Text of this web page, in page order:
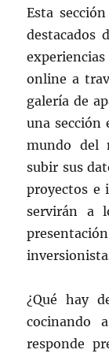
Esta
destacados
online a
galería de
una sección
mundo del
subir sus
proyectos e
servirán a
¿Qué hay
cocinando
responde